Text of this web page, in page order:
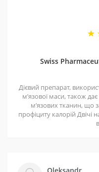
Swiss
Дієвий препарат,
мʼязової маси, також
мʼязових тканин, що
профіциту калорій Двічі